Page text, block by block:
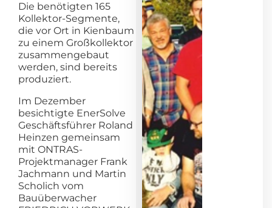
Die benötigten 165
Kollektor-Segmente,
die vor Ort in Kienbaum
zu einem Großkollektor
zusammengebaut
werden, sind bereits
produziert.
Im Dezember
besichtigte EnerSolve
Geschäftsführer Roland
Heinzen gemeinsam
mit ONTRAS-
Projektmanager Frank
Jachmann und Martin
Scholich vom
Bauüberwacher